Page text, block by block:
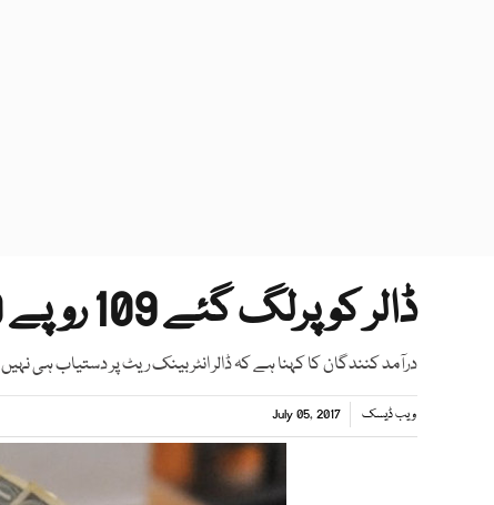
ڈالر کو پرلگ گئے 109 روپے 10 پیسے پر پہنچ گیا
درآمد کنندگان کا کہنا ہے کہ ڈالر انٹربینک ریٹ پر دستیاب ہی نہیں
ویب ڈیسک July 05, 2017